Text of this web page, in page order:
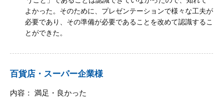
よかった。そのために、プレゼンテーションで様々な工夫が
必要であり、その準備が必要であることを改めて認識するこ
とができた。
百貨店・スーパー企業様
内容： 満足・良かった